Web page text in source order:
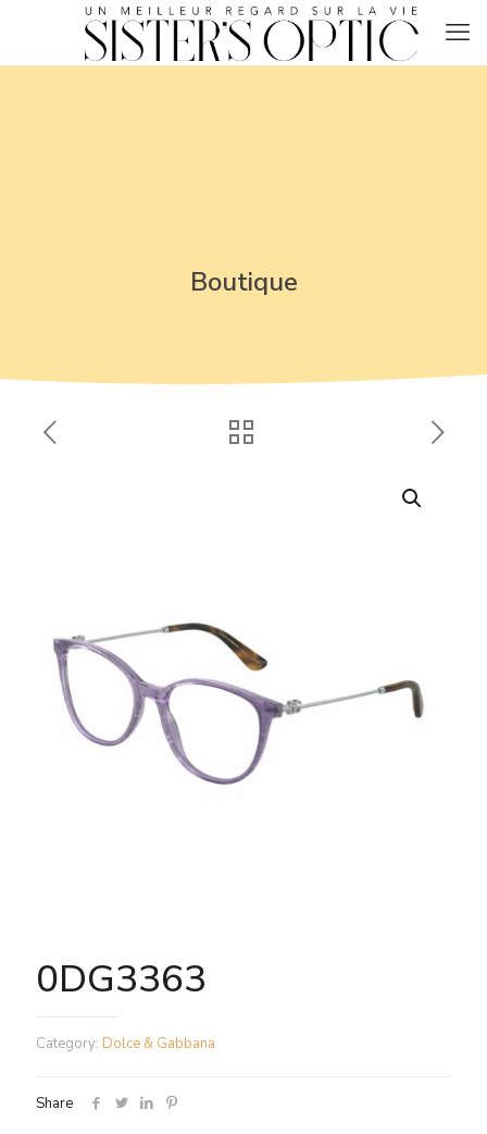
Boutique
0DG3363
Category: Dolce & Gabbana
Share